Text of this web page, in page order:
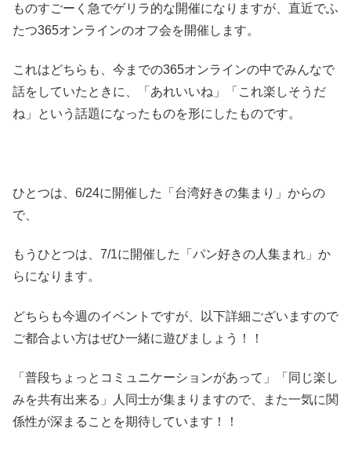
ものすごーく急でゲリラ的な開催になりますが、直近でふ
たつ365オンラインのオフ会を開催します。
これはどちらも、今までの365オンラインの中でみんなで
話をしていたときに、「あれいいね」「これ楽しそうだ
ね」という話題になったものを形にしたものです。
ひとつは、6/24に開催した「台湾好きの集まり」からの
で、
もうひとつは、7/1に開催した「パン好きの人集まれ」か
らになります。
どちらも今週のイベントですが、以下詳細ございますので
ご都合よい方はぜひ一緒に遊びましょう！！
「普段ちょっとコミュニケーションがあって」「同じ楽し
みを共有出来る」人同士が集まりますので、また一気に関
係性が深まることを期待しています！！